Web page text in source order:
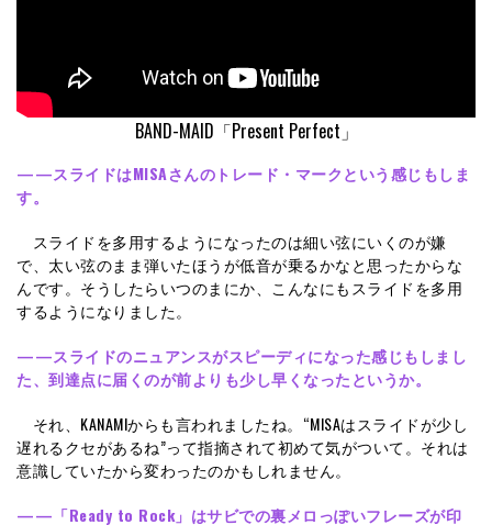
BAND-MAID「Present Perfect」
——スライドはMISAさんのトレード・マークという感じもしま
す。
スライドを多用するようになったのは細い弦にいくのが嫌
で、太い弦のまま弾いたほうが低音が乗るかなと思ったからな
んです。そうしたらいつのまにか、こんなにもスライドを多用
するようになりました。
——スライドのニュアンスがスピーディになった感じもしまし
た、到達点に届くのが前よりも少し早くなったというか。
それ、KANAMIからも言われましたね。“MISAはスライドが少し
遅れるクセがあるね”って指摘されて初めて気がついて。それは
意識していたから変わったのかもしれません。
——「Ready to Rock」はサビでの裏メロっぽいフレーズが印